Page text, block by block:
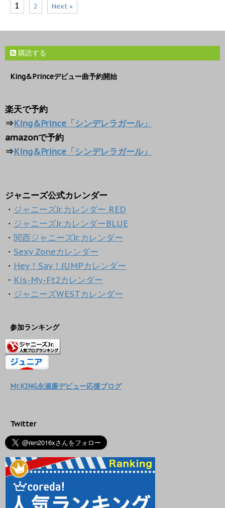
1 2 Next »
購読する
King&Princeデビュー曲予約開始
楽天で予約
⇒King&Prince「シンデレラガール」
amazonで予約
⇒King&Prince「シンデレラガール」
ジャニーズ公式カレンダー
・ ジャニーズJr.カレンダー RED
・ ジャニーズJr.カレンダーBLUE
・ 関西ジャニーズJr.カレンダー
・ Sexy Zoneカレンダー
・ Hey！Say！JUMPカレンダー
・ Kis-My-Ft2カレンダー
・ ジャニーズWESTカレンダー
参加ランキング
Mr.KING永瀬廉デビュー応援ブログ
Twitter